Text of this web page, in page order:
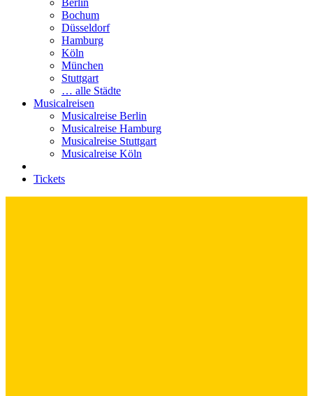
Berlin
Bochum
Düsseldorf
Hamburg
Köln
München
Stuttgart
… alle Städte
Musicalreisen
Musicalreise Berlin
Musicalreise Hamburg
Musicalreise Stuttgart
Musicalreise Köln
Tickets